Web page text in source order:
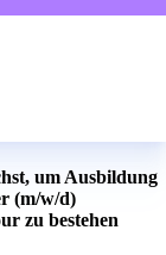
um Ausbildung
(m/w/d)
zu bestehen